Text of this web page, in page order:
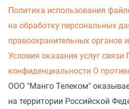
Политика использования
на обработку персональных
правоохранительных органов
Условия оказания услуг связи
конфиденциальности О
ООО "Манго Телеком"
на территории Российской